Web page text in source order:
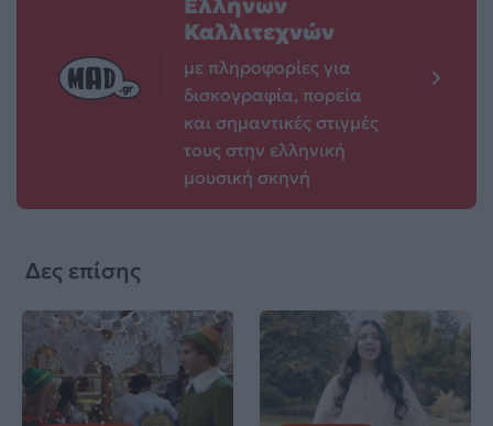
Καλλιτεχνών
με πληροφορίες για
δισκογραφία, πορεία
και σημαντικές στιγμές
τους στην ελληνική
μουσική σκηνή
Δες επίσης